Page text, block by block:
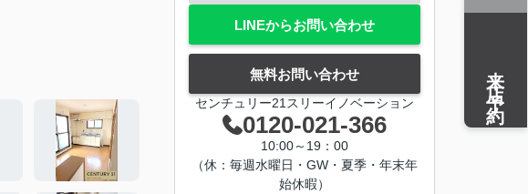
LINEからお問い合わせ
無料お問い合わせ
センチュリー21スリーイノベーション
0120-021-366
10:00～19：00
（休：毎週水曜日・GW・夏季・年末年
始休暇）
来店予約